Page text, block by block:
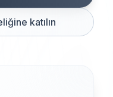
katılın